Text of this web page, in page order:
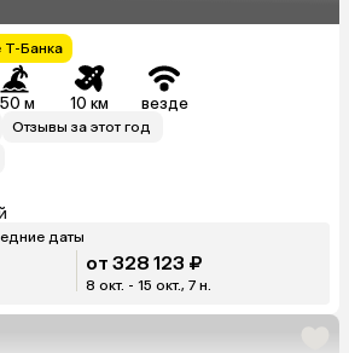
Т-Банка
м 10 км везде
Отзывы за этот год
даты
от 328 123 ₽
8 окт. - 15 окт., 7 н.